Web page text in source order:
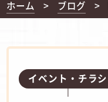
ホーム ブログ
イベント・チラシ